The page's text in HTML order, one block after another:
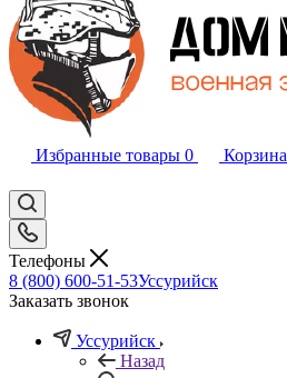
Избранные товары 0 Корзина
Телефоны
8 (800) 600-51-53Уссурийск
Заказать звонок
Уссурийск
Назад